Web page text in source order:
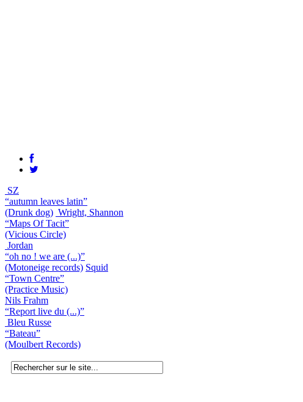
SZ
“autumn leaves latin”
(Drunk dog) Wright, Shannon
“Maps Of Tacit”
(Vicious Circle)
Jordan
“oh no ! we are (...)”
(Motoneige records) Squid
“Town Centre”
(Practice Music)
Nils Frahm
“Report live du (...)”
Bleu Russe
“Bateau”
(Moulbert Records)